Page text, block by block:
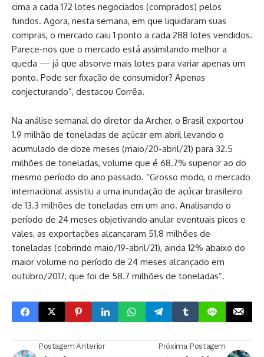
cima a cada 172 lotes negociados (comprados) pelos
fundos. Agora, nesta semana, em que liquidaram suas
compras, o mercado caiu 1 ponto a cada 288 lotes vendidos.
Parece-nos que o mercado está assimilando melhor a
queda — já que absorve mais lotes para variar apenas um
ponto. Pode ser fixação de consumidor? Apenas
conjecturando”, destacou Corrêa.
Na análise semanal do diretor da Archer, o Brasil exportou
1.9 milhão de toneladas de açúcar em abril levando o
acumulado de doze meses (maio/20-abril/21) para 32.5
milhões de toneladas, volume que é 68.7% superior ao do
mesmo período do ano passado. “Grosso modo, o mercado
internacional assistiu a uma inundação de açúcar brasileiro
de 13.3 milhões de toneladas em um ano. Analisando o
período de 24 meses objetivando anular eventuais picos e
vales, as exportações alcançaram 51.8 milhões de
toneladas (cobrindo maio/19-abril/21), ainda 12% abaixo do
maior volume no período de 24 meses alcançado em
outubro/2017, que foi de 58.7 milhões de toneladas”.
Postagem Anterior Próxima Postagem